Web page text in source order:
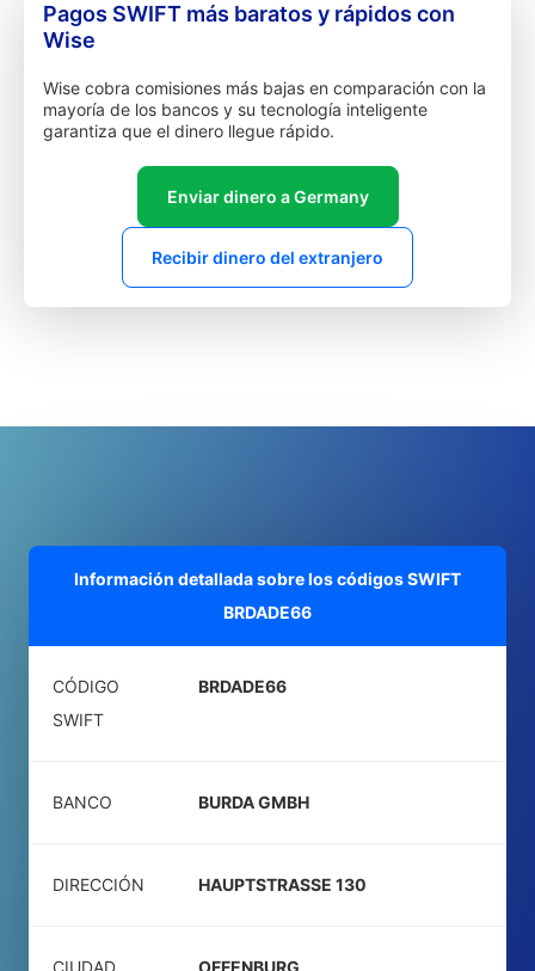
Pagos SWIFT más baratos y rápidos con
Wise
Wise cobra comisiones más bajas en comparación con la
mayoría de los bancos y su tecnología inteligente
garantiza que el dinero llegue rápido.
Enviar dinero a Germany
Recibir dinero del extranjero
Información detallada sobre los códigos SWIFT
BRDADE66
CÓDIGO
SWIFT
BRDADE66
BANCO BURDA GMBH
DIRECCIÓN HAUPTSTRASSE 130
CIUDAD OFFENBURG